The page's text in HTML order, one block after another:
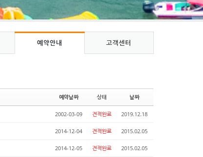
예약안내 고객센터
예약날짜 상태 날짜
2002-03-09 견적완료 2019.12.18
2014-12-04 견적완료 2015.02.05
2014-12-05 견적완료 2015.02.05